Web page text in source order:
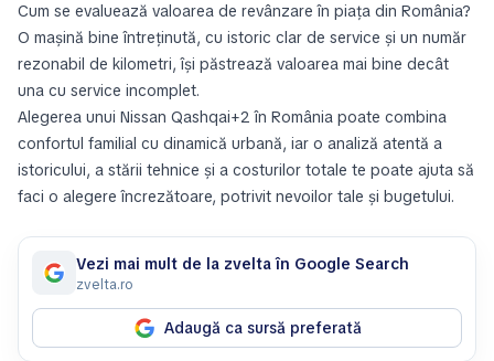
Cum se evaluează valoarea de revânzare în piața din România?
O mașină bine întreținută, cu istoric clar de service și un număr
rezonabil de kilometri, își păstrează valoarea mai bine decât
una cu service incomplet.
Alegerea unui Nissan Qashqai+2 în România poate combina
confortul familial cu dinamică urbană, iar o analiză atentă a
istoricului, a stării tehnice și a costurilor totale te poate ajuta să
faci o alegere încrezătoare, potrivit nevoilor tale și bugetului.
Vezi mai mult de la zvelta în Google Search
zvelta.ro
Adaugă ca sursă preferată